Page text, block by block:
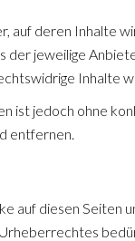
deren Inhalte
der jeweilige
Inhalte
ist jedoch ohne
entfernen.
auf diesen Seiten